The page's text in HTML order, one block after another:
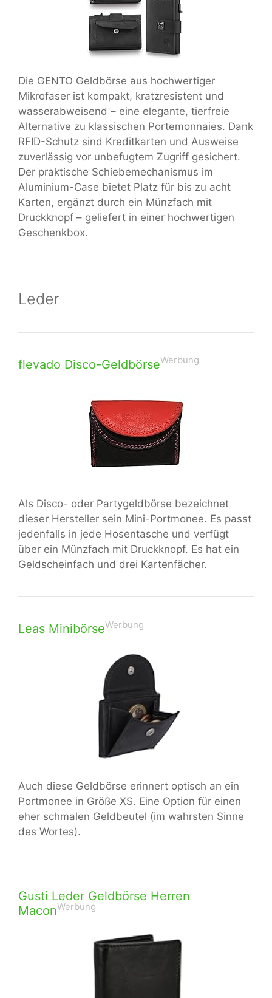
Die GENTO Geldbörse aus hochwertiger
Mikrofaser ist kompakt, kratzresistent und
wasserabweisend – eine elegante, tierfreie
Alternative zu klassischen Portemonnaies. Dank
RFID-Schutz sind Kreditkarten und Ausweise
zuverlässig vor unbefugtem Zugriff gesichert.
Der praktische Schiebemechanismus im
Aluminium-Case bietet Platz für bis zu acht
Karten, ergänzt durch ein Münzfach mit
Druckknopf – geliefert in einer hochwertigen
Geschenkbox.
Leder
flevado Disco-GeldbörseWerbung
Als Disco- oder Partygeldbörse bezeichnet
dieser Hersteller sein Mini-Portmonee. Es passt
jedenfalls in jede Hosentasche und verfügt
über ein Münzfach mit Druckknopf. Es hat ein
Geldscheinfach und drei Kartenfächer.
Leas MinibörseWerbung
Auch diese Geldbörse erinnert optisch an ein
Portmonee in Größe XS. Eine Option für einen
eher schmalen Geldbeutel (im wahrsten Sinne
des Wortes).
Gusti Leder Geldbörse Herren
MaconWerbung